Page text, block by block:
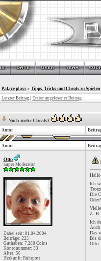
Palace plays » Tipps, Tricks und Cheats zu Spielen
Letzter Beitrag Erster ungelesener Beitrag
Noch mehr Cheats?
Autor
Autor
Otto
Super Moderator
Dabei seit: 01.04.2004
Beiträge: 225
Guthaben: 7.280 Coins
Kontonummer: 33
Alter: 56
Herkunft: Ruhrpott
Ich
Die
Oder?
Z. B.
Ich
Das
Bis
Otto